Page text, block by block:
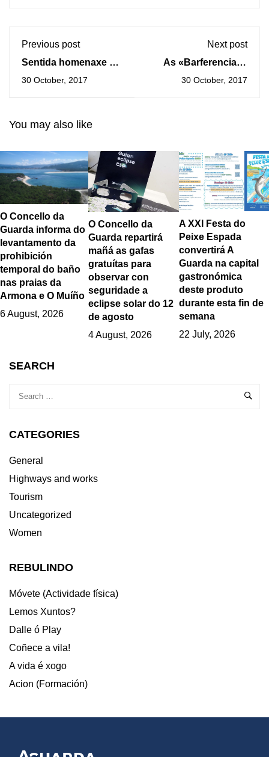
Previous post
Sentida homenaxe as
persoas asasinadas
30 October, 2017
Next post
As «Barferencias»
retornan este inverno
30 October, 2017
You may also like
O Concello da
Guarda informa do
levantamento da
prohibición
temporal do baño
nas praias da
Armona e O Muíño
6 August, 2026
O Concello da
Guarda repartirá
mañá as gafas
gratuítas para
observar con
seguridade a
eclipse solar do 12
de agosto
4 August, 2026
A XXI Festa do
Peixe Espada
convertirá A
Guarda na capital
gastronómica
deste produto
durante esta fin de
semana
22 July, 2026
SEARCH
CATEGORIES
General
Highways and works
Tourism
Uncategorized
Women
REBULINDO
Móvete (Actividade física)
Lemos Xuntos?
Dalle ó Play
Coñece a vila!
A vida é xogo
Acion (Formación)